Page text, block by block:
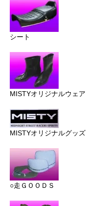
シート
MISTYオリジナルウェア
MISTYオリジナルグッズ
○走ＧＯＯＤＳ